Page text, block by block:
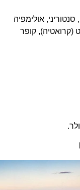
סנטוריני, אולימפיה
קופר